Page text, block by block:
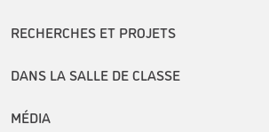
RECHERCHES ET PROJETS
DANS LA SALLE DE CLASSE
MÉDIA